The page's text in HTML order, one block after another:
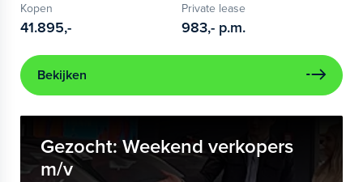
Kopen
41.895,-
Private lease
983,- p.m.
Bekijken
Gezocht: Weekend verkopers
m/v